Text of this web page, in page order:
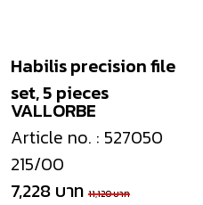
VALLORBE
Habilis precision file
set, 5 pieces
Article no. : 527050
215/00
7,228 บาท 11,120 บาท